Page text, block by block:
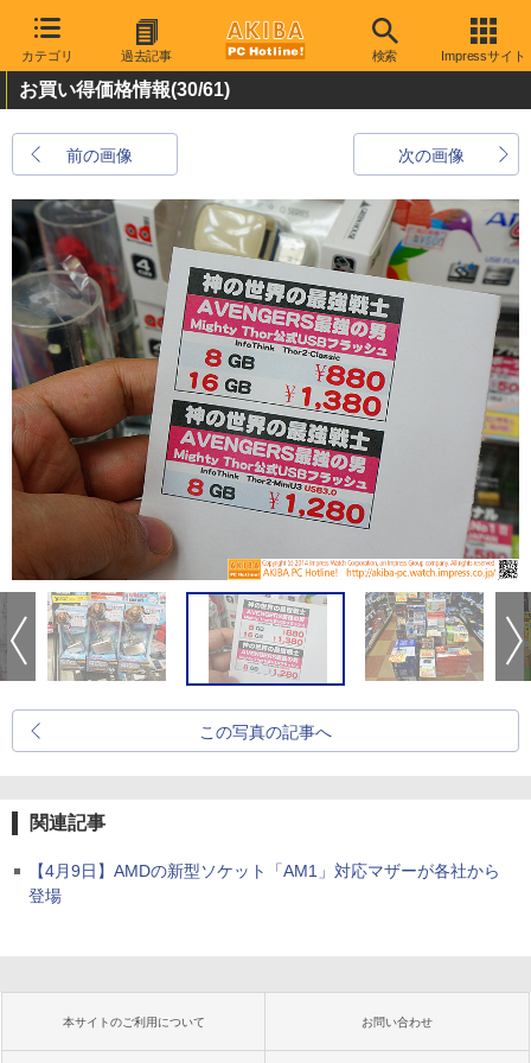
カテゴリ 過去記事 検索 Impressサイト
お買い得価格情報(30/61)
前の画像 次の画像
この写真の記事へ
関連記事
【4月9日】AMDの新型ソケット「AM1」対応マザーが各社から
登場
本サイトのご利用について お問い合わせ